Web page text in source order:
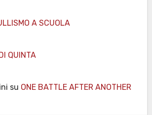
A SCUOLA
QUINTA
su ONE BATTLE AFTER ANOTHER